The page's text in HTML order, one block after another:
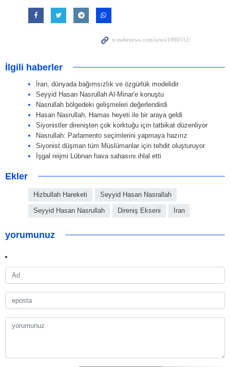
İlgili haberler
İran, dünyada bağımsızlık ve özgürlük modelidir
Seyyid Hasan Nasrullah Al-Minar'e konuştu
Nasrullah bölgedeki gelişmeleri değerlendirdi
Hasan Nasrullah, Hamas heyeti ile bir araya geldi
Siyonistler direnişten çok korktuğu için tatbikat düzenliyor
Nasrullah: Parlamento seçimlerini yapmaya hazırız
Siyonist düşman tüm Müslümanlar için tehdit oluşturuyor
İşgal reijmi Lübnan hava sahasını ihlal etti
Ekler
Hizbullah Hareketi Seyyid Hasan Nasrallah
Seyyid Hasan Nasrullah Direniş Ekseni İran
yorumunuz